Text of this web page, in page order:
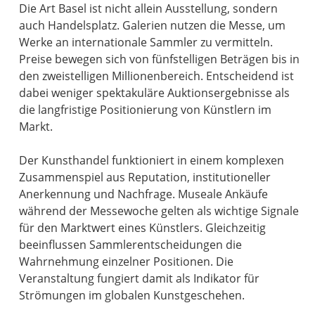
Die Art Basel ist nicht allein Ausstellung, sondern
auch Handelsplatz. Galerien nutzen die Messe, um
Werke an internationale Sammler zu vermitteln.
Preise bewegen sich von fünfstelligen Beträgen bis in
den zweistelligen Millionenbereich. Entscheidend ist
dabei weniger spektakuläre Auktionsergebnisse als
die langfristige Positionierung von Künstlern im
Markt.
Der Kunsthandel funktioniert in einem komplexen
Zusammenspiel aus Reputation, institutioneller
Anerkennung und Nachfrage. Museale Ankäufe
während der Messewoche gelten als wichtige Signale
für den Marktwert eines Künstlers. Gleichzeitig
beeinflussen Sammlerentscheidungen die
Wahrnehmung einzelner Positionen. Die
Veranstaltung fungiert damit als Indikator für
Strömungen im globalen Kunstgeschehen.